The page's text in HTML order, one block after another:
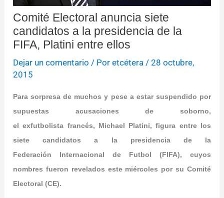
Comité Electoral anuncia siete
candidatos a la presidencia de la
FIFA, Platini entre ellos
Dejar un comentario / Poretcétera /28 octubre,
2015
Para sorpresa de muchos y pese a estar suspendido por
supuestas acusaciones de soborno,
el exfutbolista francés, Michael Platini, figura entre los
siete candidatos a la presidencia de la
Federación Internacional de Futbol (FIFA), cuyos
nombres fueron revelados este miércoles por su Comité
Electoral (CE).